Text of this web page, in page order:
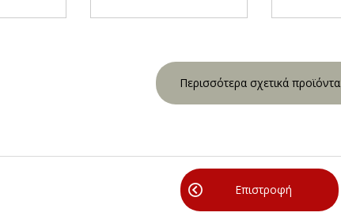
Περισσότερα σχετικά προϊόντα
Επιστροφή